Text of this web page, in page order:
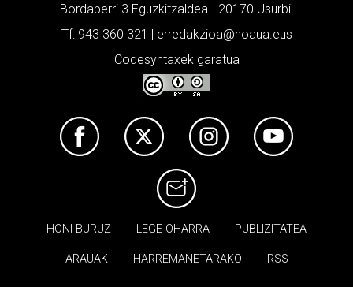
Bordaberri 3 Eguzkitzaldea - 20170 Usurbil
Tf: 943 360 321 | erredakzioa@noaua.eus
Codesyntaxek garatua
HONI BURUZ LEGE OHARRA PUBLIZITATEA
ARAUAK HARREMANETARAKO RSS